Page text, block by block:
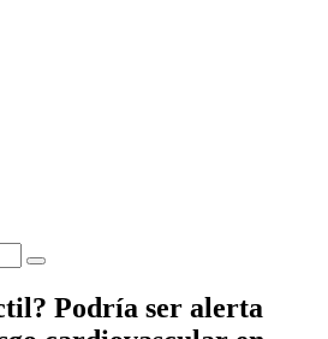
Podría ser alerta